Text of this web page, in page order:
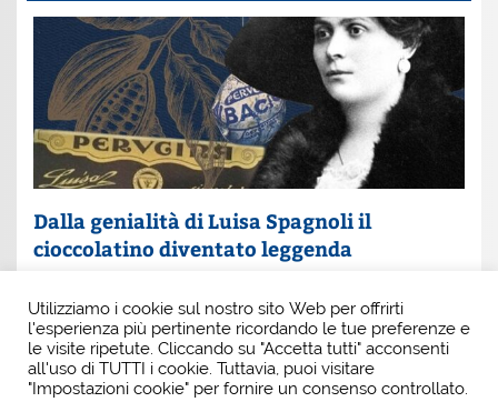
Dalla genialità di Luisa Spagnoli il
cioccolatino diventato leggenda
Spagnoli. È lei la donna che, con intuito e coraggio, ha
scritto una pagina indimenticabile della
Utilizziamo i cookie sul nostro sito Web per offrirti
l'esperienza più pertinente ricordando le tue preferenze e
le visite ripetute. Cliccando su "Accetta tutti" acconsenti
all'uso di TUTTI i cookie. Tuttavia, puoi visitare
"Impostazioni cookie" per fornire un consenso controllato.